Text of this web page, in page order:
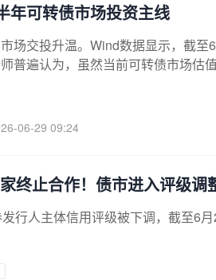
年可转债市场投资主线
场交投升温。Wind数据显示，截
普遍认为，虽然当前可转债市场估
需偏紧态势。截至6月28日，可转
6月28日（按发行公告日
06-29 09:24
终止合作！债市进入评级调
行人主体信用评级被下调，截至6